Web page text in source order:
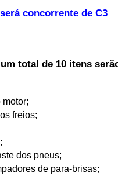
concorrente de C3
total de 10 itens
motor;
freios;
dos pneus;
de para-brisas;